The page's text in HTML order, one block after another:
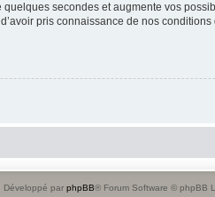
secondes et augmente vos
pris connaissance de nos
Développé par phpBB® Forum Software © phpBB